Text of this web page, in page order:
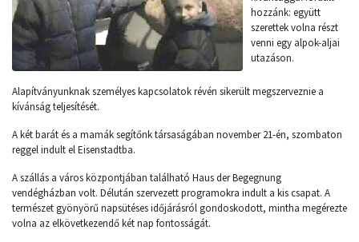
hozzánk: együtt
szerettek volna részt
venni egy alpok-aljai
utazáson.
Alapítványunknak személyes kapcsolatok révén sikerült megszerveznie a
kívánság teljesítését.
A két barát és a mamák segítőnk társaságában november 21-én, szombaton
reggel indult el Eisenstadtba.
A szállás a város központjában található Haus der Begegnung
vendégházban volt. Délután szervezett programokra indult a kis csapat. A
természet gyönyörű napsütéses időjárásról gondoskodott, mintha megérezte
volna az elkövetkezendő két nap fontosságát.